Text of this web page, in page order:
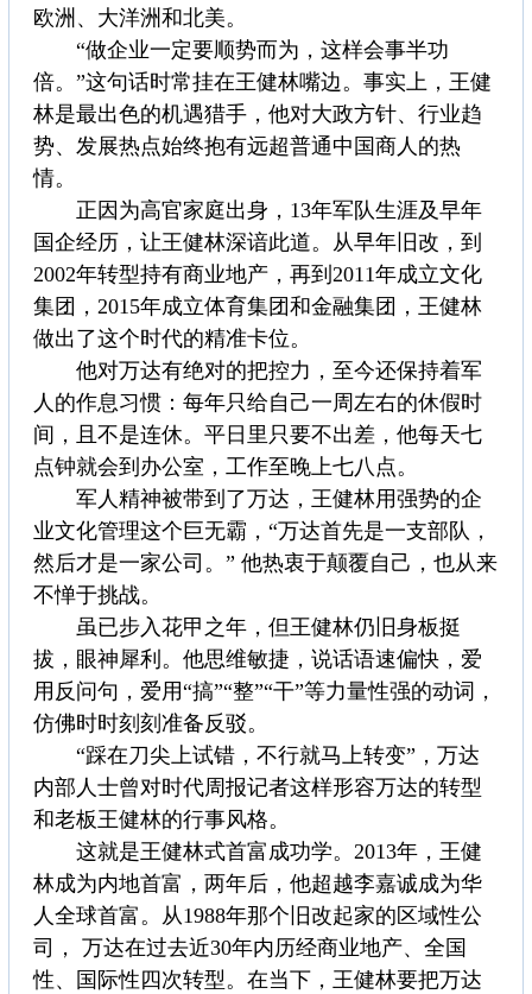
欧洲、大洋洲和北美。
“做企业一定要顺势而为，这样会事半功
倍。”这句话时常挂在王健林嘴边。事实上，王健
林是最出色的机遇猎手，他对大政方针、行业趋
势、发展热点始终抱有远超普通中国商人的热
情。
正因为高官家庭出身，13年军队生涯及早年
国企经历，让王健林深谙此道。从早年旧改，到
2002年转型持有商业地产，再到2011年成立文化
集团，2015年成立体育集团和金融集团，王健林
做出了这个时代的精准卡位。
他对万达有绝对的把控力，至今还保持着军
人的作息习惯：每年只给自己一周左右的休假时
间，且不是连休。平日里只要不出差，他每天七
点钟就会到办公室，工作至晚上七八点。
军人精神被带到了万达，王健林用强势的企
业文化管理这个巨无霸，“万达首先是一支部队，
然后才是一家公司。” 他热衷于颠覆自己，也从来
不惮于挑战。
虽已步入花甲之年，但王健林仍旧身板挺
拔，眼神犀利。他思维敏捷，说话语速偏快，爱
用反问句，爱用“搞”“整”“干”等力量性强的动词，
仿佛时时刻刻准备反驳。
“踩在刀尖上试错，不行就马上转变”，万达
内部人士曾对时代周报记者这样形容万达的转型
和老板王健林的行事风格。
这就是王健林式首富成功学。2013年，王健
林成为内地首富，两年后，他超越李嘉诚成为华
人全球首富。从1988年那个旧改起家的区域性公
司， 万达在过去近30年内历经商业地产、全国
性、国际性四次转型。在当下，王健林要把万达